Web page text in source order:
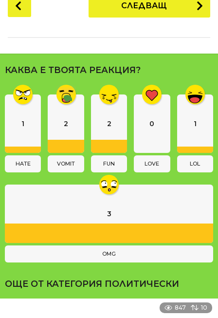
o
P
a
g
n
o
СЛЕДВАЩ
КАКВА Е ТВОЯТА РЕАКЦИЯ?
1
HATE
2
VOMIT
2
FUN
0
LOVE
1
LOL
3
OMG
ОЩЕ ОТ КАТЕГОРИЯ ПОЛИТИЧЕСКИ
847 10